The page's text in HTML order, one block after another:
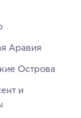
Аравия
Острова
и